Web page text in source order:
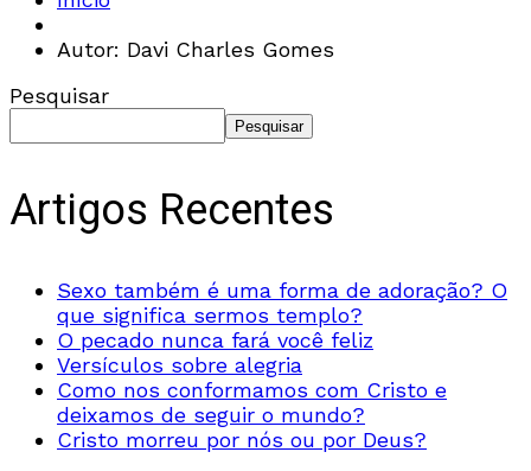
Autor: Davi Charles Gomes
Pesquisar
Pesquisar
Artigos Recentes
Sexo também é uma forma de adoração? O
que significa sermos templo?
O pecado nunca fará você feliz
Versículos sobre alegria
Como nos conformamos com Cristo e
deixamos de seguir o mundo?
Cristo morreu por nós ou por Deus?